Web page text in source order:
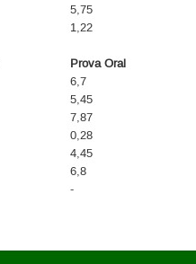
5,75
1,22
Prova Oral
6,7
5,45
7,87
0,28
4,45
6,8
-